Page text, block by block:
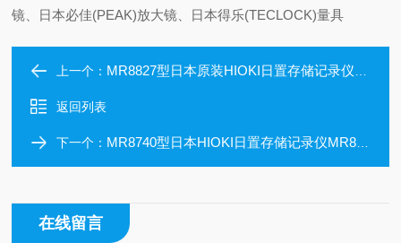
镜、日本必佳(PEAK)放大镜、日本得乐(TECLOCK)量具
上一个： MR8827型日本原装HIOKI日置存储记录仪MR8827大容量
返回列表
下一个： MR8740型日本HIOKI日置存储记录仪MR8740测试系统用
在线留言